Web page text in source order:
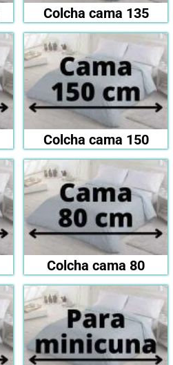
Colcha cama 135
Colcha cama 150
Colcha cama 80